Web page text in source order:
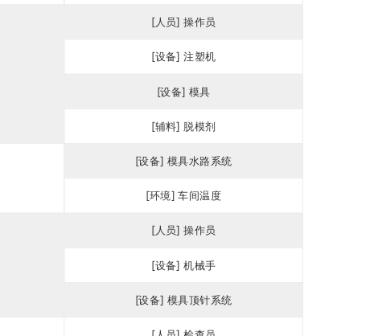
[人员] 操作员
[设备] 注塑机
[设备] 模具
[辅料] 脱模剂
[设备] 模具水路系统
[环境] 车间温度
[人员] 操作员
[设备] 机械手
[设备] 模具顶针系统